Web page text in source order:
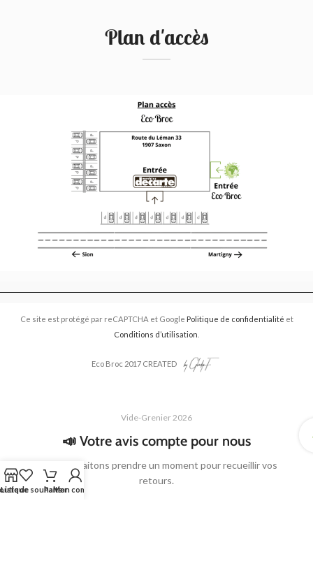
Plan d'accès
Ce site est protégé par reCAPTCHA et Google Politique de confidentialité et
Conditions d’utilisation
Eco Broc 2017 CREATED
Vide-Grenier 2026
📣 Votre avis compte pour nous
Nous souhaitons prendre un moment pour recueillir vos
retours.
Liste de souhaits
Panier
Mon compte